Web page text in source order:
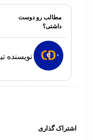
مطالب رو دوست
نویسنده تیم C-Dex
گذاری